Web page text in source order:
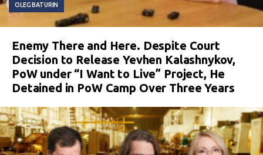
OLEG BATURIN
Enemy There and Here. Despite Court
Decision to Release Yevhen Kalashnykov,
PoW under “I Want to Live” Project, He
Detained in PoW Camp Over Three Years